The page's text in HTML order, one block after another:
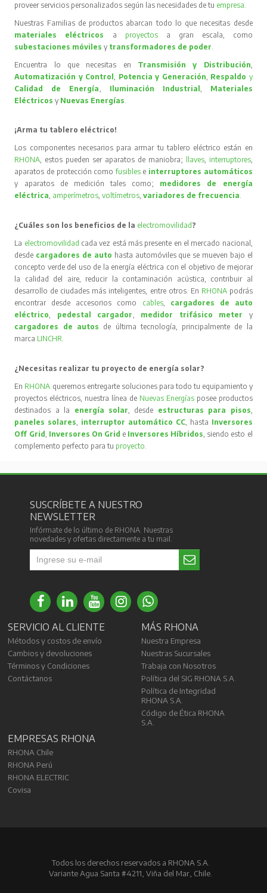
proveer servicios personalizados según las necesidades de tu empresa.
Nuestras Familias de productos abarcan todo lo que necesitas desde
materiales eléctricos
a proyectos
a gran escala, como
subestaciones móvilesy transformadores de poder.
Encuentra lo que necesitas en Transmisión y Distribución,
Automatización y Control, Potencia y Generación, Respaldo y
Calidad de Energía, Iluminación Industrial , Materiales
Eléctricos y Nuevas Energías.
¡Arma tu tablero eléctrico!
Los componentes necesarios para armar tu tablero eléctrico están en
RHONA, estos pueden ser aparatos de maniobra; llaves, interruptores,
aparatos de protección comofusibles e interruptores automáticos
y aparatos de medición tales como; medidores de energía
eléctrica, amperímetros,voltímetros,variadores de frecuencia.
¿Cuáles son los beneficios de la electromovilidad ?
La electromovilidad cada vez está más presente en el mercado nacional,
desde cargadores de auto hasta automóviles que se mueven bajo el
concepto verde del uso de la energía eléctrica con el objetivo de mejorar
la calidad del aire, reducir la contaminación acústica, contribuir al
desarrollo de ciudades más inteligentes, entre otros. En RHONA podrás
encontrar desde accesorios como cables, cargadores de auto
eléctrico, pedestal cargador, medidor trifásico meter
y
cargadores de autos de última tecnología, principalmente de la
marca LINCHR.
¿Necesitas realizar tu proyecto de energía solar?
En RHONA queremos entregarte soluciones para todo tu equipamiento y
proyectos eléctricos, nuestra línea de Nuevas Energíasposee productos
destinados a la energía solar, desde estructuras para pisos,
paneles solares, interruptor automático CC, hasta Inversores
Off Grid, Inversores On Grid e Inversores Híbridos, siendo esto el
complemento perfecto para tu proyecto.
SUSCRÍBETE A NUESTRO
NEWSLETTER
Infórmate de lo último de RHONA. Nuestras
novedades y ofertas directamente a tu mail.
SERVICIO AL CLIENTE
Métodos y costos de envío
Cambios y devoluciones
Términos y Condiciones
Contáctanos
MÁS RHONA
Nuestra Empresa
Nuestras Sucursales
Trabaja con Nosotros
Política del SIG RHONA S.A.
Política de Integridad
RHONA S.A.
Código de Ética RHONA
S.A.
EMPRESAS RHONA
RHONA Chile
RHONA Perú
RHONA ELECTRIC
Covisa
Todos los derechos reservados a RHONA S.A.
Variante Agua Santa #4211, Viña del Mar, Chile.